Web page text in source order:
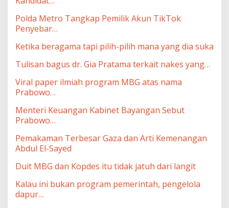
Polda Metro Tangkap Pemilik Akun TikTok
Penyebar…
Ketika beragama tapi pilih-pilih mana yang dia suka
Tulisan bagus dr. Gia Pratama terkait nakes yang…
Viral paper ilmiah program MBG atas nama
Prabowo…
Menteri Keuangan Kabinet Bayangan Sebut
Prabowo…
Pemakaman Terbesar Gaza dan Arti Kemenangan
Abdul El-Sayed
Duit MBG dan Kopdes itu tidak jatuh dari langit
Kalau ini bukan program pemerintah, pengelola
dapur…